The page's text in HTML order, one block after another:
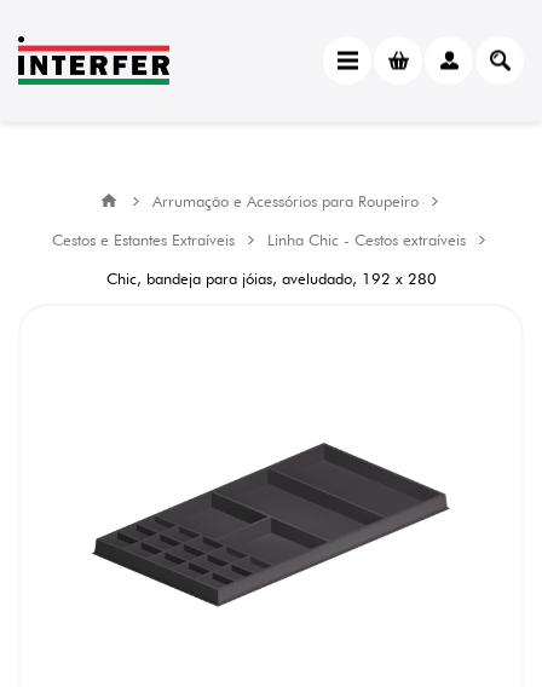
Arrumação e Acessórios para Roupeiro
Cestos e Estantes Extraíveis
Linha Chic - Cestos extraíveis
Chic, bandeja para jóias, aveludado, 192 x 280